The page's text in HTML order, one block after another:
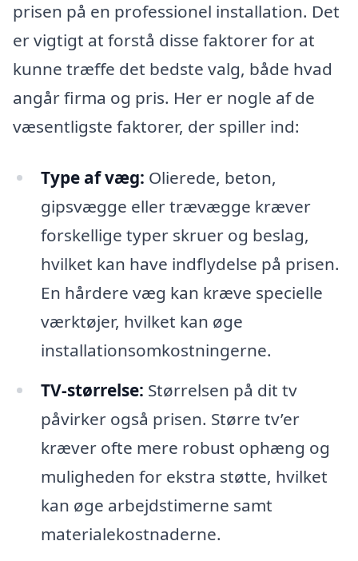
prisen på en professionel installation. Det
er vigtigt at forstå disse faktorer for at
kunne træffe det bedste valg, både hvad
angår firma og pris. Her er nogle af de
væsentligste faktorer, der spiller ind:
Type af væg: Olierede, beton,
gipsvægge eller trævægge kræver
forskellige typer skruer og beslag,
hvilket kan have indflydelse på prisen.
En hårdere væg kan kræve specielle
værktøjer, hvilket kan øge
installationsomkostningerne.
TV-størrelse: Størrelsen på dit tv
påvirker også prisen. Større tv’er
kræver ofte mere robust ophæng og
muligheden for ekstra støtte, hvilket
kan øge arbejdstimerne samt
materialekostnaderne.